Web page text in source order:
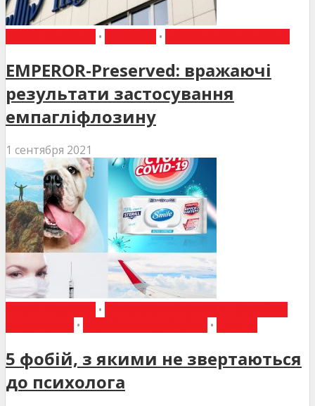
• •
EMPEROR-Preserved: вражаючі
результати застосування
емпагліфлозину
1 сентября 2021
•
• •
5 фобій, з якими не звертаються
до психолога